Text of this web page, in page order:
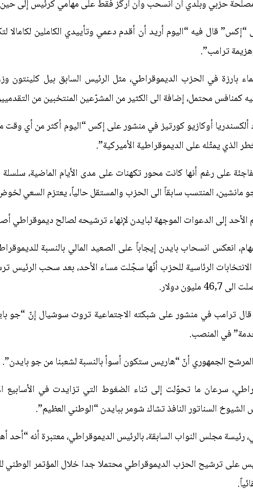
حزبي وبلدي أن انسحب وأن أركّز فقط على مهامي كرئيس إلى حين
“إكس” قال فيه “اليوم أريد أن أقدم دعمي وتأييدي الكاملين
ترامب”.
بارزة في الحزب الديموقراطي، مثل الرئيس السابق بيل كلينتون
كمنافس محتمل، إضافة الى الكثير من المشرّعين المنتخبين من
ألكسندريا أوكازيو كورتيز في منشور على إكس “اليوم أكثر من أي وقت
الذي يمثّله على الديموقراطية الأميركية”.
على رغم أنها كانت محور تكهنات على مدى الأيام الماضية،
جو مانشين، المنتسب سابقاً الى الحزب والمستقل حالياً، يعتزم السعي
الأحد إلى الدعوات الموجهة لبايدن لإنهاء ترشيحه لصالح ديموقراطي
انعكس انسحاب بايدن إيجاباً على الصعيد المالي بالنسبة
الرئاسية للحزب أنّها سجّلت مساء الأحد، بعد سحب الرئيس
قال ترامب في منشور على شبكته الاجتماعية تروث سوشيال إنّ “جو
في المنصب.
الجمهوري أنّ “هاريس ستكون أسوأ بالنسبة لشعبنا من جو بايدن”.
سرعان ما تحوّلت إلى ثناء الضغوط التي تزايدت في الأسابيع
السناتور النافذ تشاك شومر ببايدن “الوطني العظيم”.
مجلس النواب السابقة، بالرئيس الديموقراطي، معتبرة أنه “أحد
على ترشيح الحزب الديموقراطي محتملا جدا خلال المؤتمر